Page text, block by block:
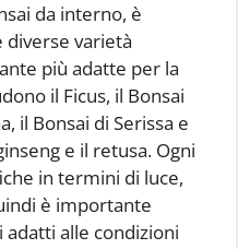
da interno, è
varietà
più adatte per la
il Ficus, il Bonsai
il Bonsai di Serissa e
e il retusa. Ogni
in termini di luce,
è importante
adatti alle condizioni